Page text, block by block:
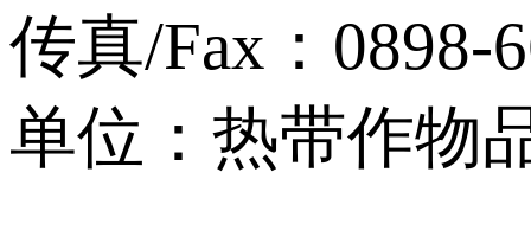
传真/Fax：0898-
单位：热带作物